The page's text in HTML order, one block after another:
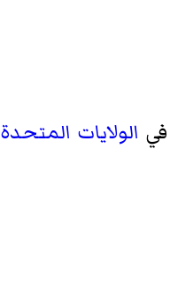
الولايات المتحدة